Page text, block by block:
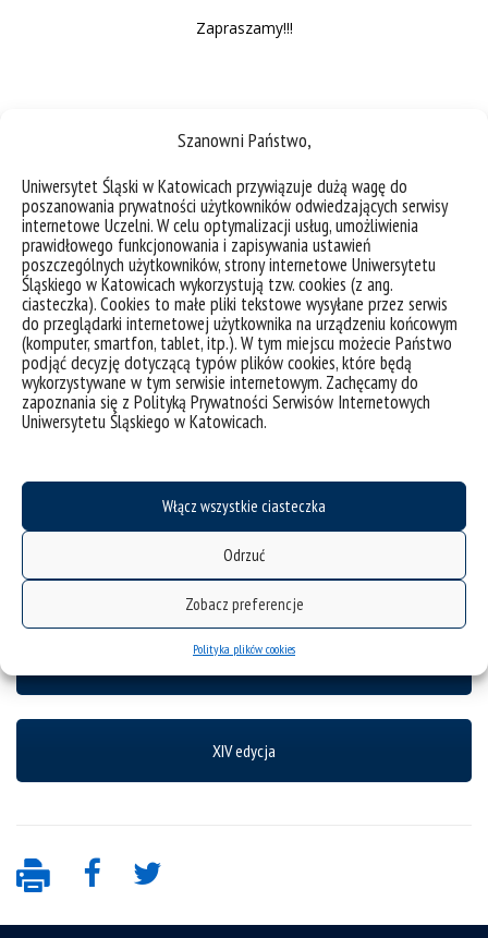
Szanowni Państwo,
Uniwersytet Śląski w Katowicach przywiązuje dużą wagę do
poszanowania prywatności użytkowników odwiedzających serwisy
internetowe Uczelni. W celu optymalizacji usług, umożliwienia
prawidłowego funkcjonowania i zapisywania ustawień
poszczególnych użytkowników, strony internetowe Uniwersytetu
Śląskiego w Katowicach wykorzystują tzw. cookies (z ang.
ciasteczka). Cookies to małe pliki tekstowe wysyłane przez serwis
do przeglądarki internetowej użytkownika na urządzeniu końcowym
(komputer, smartfon, tablet, itp.). W tym miejscu możecie Państwo
podjąć decyzję dotyczącą typów plików cookies, które będą
wykorzystywane w tym serwisie internetowym. Zachęcamy do
zapoznania się z Polityką Prywatności Serwisów Internetowych
Uniwersytetu Śląskiego w Katowicach.
Włącz wszystkie ciasteczka
Odrzuć
Zobacz preferencje
Polityka plików cookies
Zapraszamy!!!
Harmonogram
Zapisy
Transmisja - kanał nr 1
Transmisja - kanał nr 2
Historia
XIV edycja